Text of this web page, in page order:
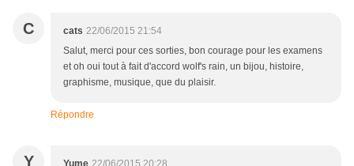
C cats 22/06/2015 21:54
Salut, merci pour ces sorties, bon courage pour les examens
et oh oui tout à fait d'accord wolf's rain, un bijou, histoire,
graphisme, musique, que du plaisir.
Répondre
Y Yume 22/06/2015 20:28